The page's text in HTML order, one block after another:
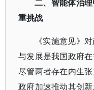
二、智能体治
重挑战
《实施意见》
与发展是我国政府
尽管两者存在内生
政府加速推动其创